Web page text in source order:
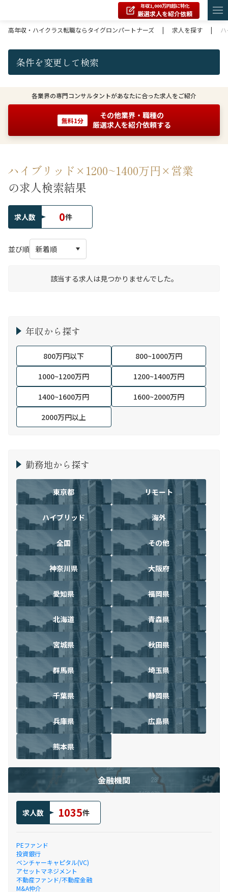
年収1,000万円超に特化
厳選求人を紹介依頼
高年収・ハイクラス転職ならタイグロンパートナーズ
| 求人を探す |
条件を変更して検索
各業界の専門コンサルタントがあなたに合った求人をご紹介
無料1分
その他業界・職種の
厳選求人を紹介依頼する
ハイブリッド×1200~1400万円×営業
の求人検索結果
求人数 0件
並び順
該当する求人は見つかりませんでした。
年収から探す
800万円以下
800~1000万円
1000~1200万円
1200~1400万円
1400~1600万円
1600~2000万円
2000万円以上
勤務地から探す
東京都 リモート
ハイブリッド 海外
全国 その他
神奈川県 大阪府
愛知県 福岡県
北海道 青森県
宮城県 秋田県
群馬県 埼玉県
千葉県 静岡県
兵庫県 広島県
熊本県
金融機関
求人数 1035件
PEファンド
投資銀行
ベンチャーキャピタル(VC)
アセットマネジメント
不動産ファンド/不動産金融
M&A仲介